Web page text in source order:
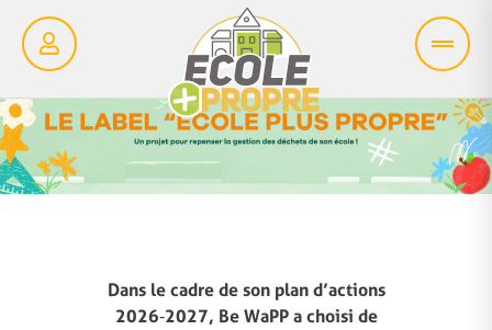
Dans le cadre de son plan d’actions
2026‑2027, Be WaPP a choisi de